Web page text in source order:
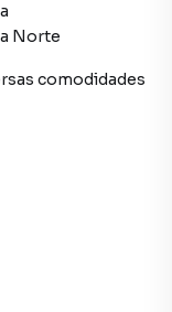
Norte
comodidades